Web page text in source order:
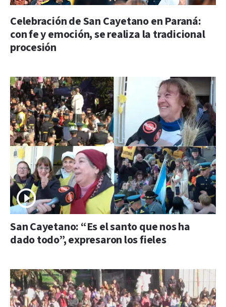
Celebración de San Cayetano en Paraná:
con fe y emoción, se realiza la tradicional
procesión
San Cayetano: “Es el santo que nos ha
dado todo”, expresaron los fieles